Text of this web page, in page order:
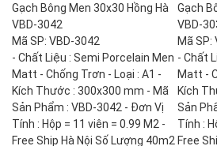
Gạch Bông Men 30x30 Hồng Hà
VBD-3042
Mã SP: VBD-3042
- Chất Liệu : Semi Porcelain Men
Matt - Chống Trơn - Loại : A1 -
Kích Thước : 300x300 mm - Mã
Sản Phẩm : VBD-3042 - Đơn Vị
Tính : Hộp = 11 viên = 0.99 M2 -
Free Ship Hà Nội Số Lượng 40m2
Gạch
VBD-
Mã SP:
- Chất
Matt -
Kích
Sản
Tính :
Free